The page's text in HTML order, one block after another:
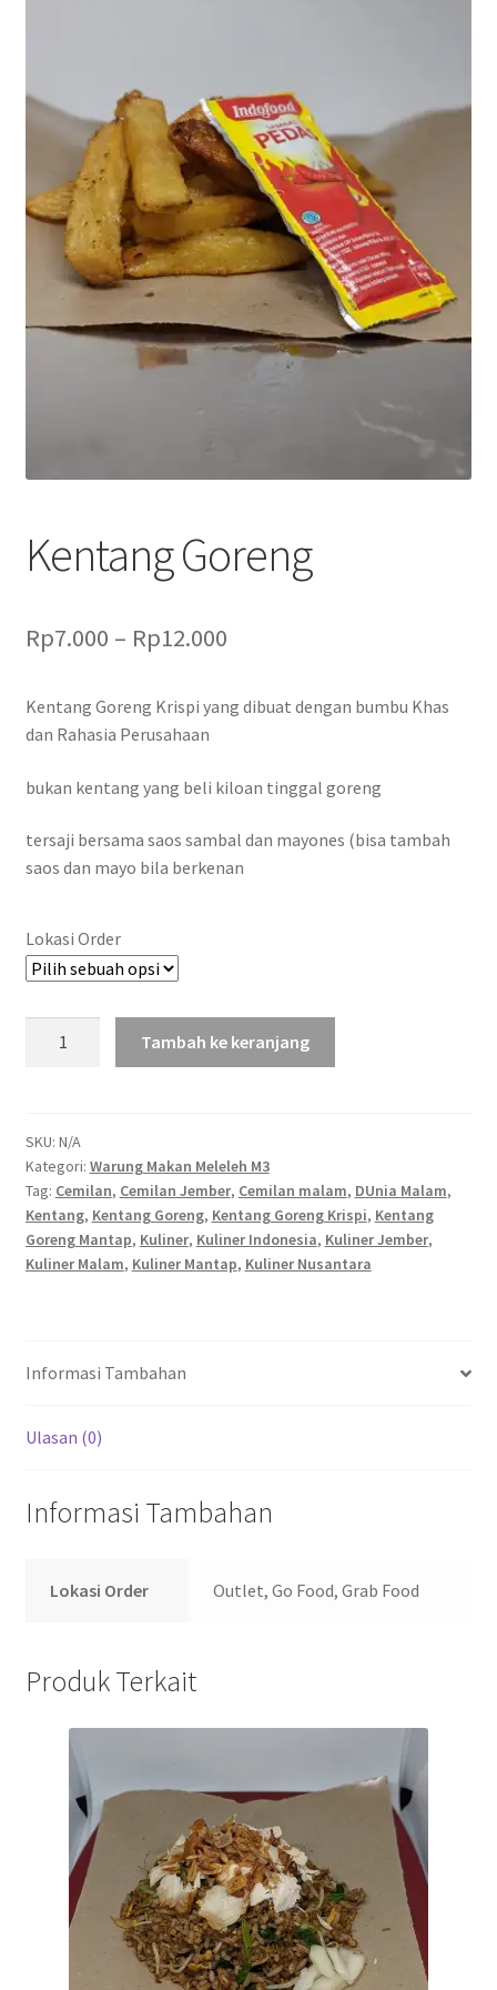
Pembuatan Gazebo
Penginapan | Kost | Guest House Wisma Barokah
Produk Layanan Kami
Reparasi Rumah
Kentang Goreng
Rp7.000 – Rp12.000
Kentang Goreng Krispi yang dibuat dengan bumbu Khas
dan Rahasia Perusahaan
bukan kentang yang beli kiloan tinggal goreng
tersaji bersama saos sambal dan mayones (bisa tambah
saos dan mayo bila berkenan
Lokasi Order
Tambah ke keranjang
SKU: N/A
Kategori: Warung Makan Meleleh M3
Tag: Cemilan, Cemilan Jember, Cemilan malam, DUnia Malam,
Kentang, Kentang Goreng, Kentang Goreng Krispi, Kentang
Goreng Mantap, Kuliner, Kuliner Indonesia, Kuliner Jember,
Kuliner Malam, Kuliner Mantap, Kuliner Nusantara
Informasi Tambahan
Ulasan (0)
Informasi Tambahan
Lokasi Order Outlet, Go Food, Grab Food
Produk Terkait